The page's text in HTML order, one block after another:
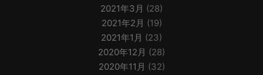
2021年3月 (28)
2021年2月 (19)
2021年1月 (23)
2020年12月 (28)
2020年11月 (32)